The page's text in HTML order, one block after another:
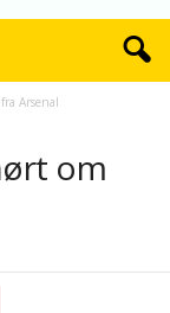
Arsenal
om